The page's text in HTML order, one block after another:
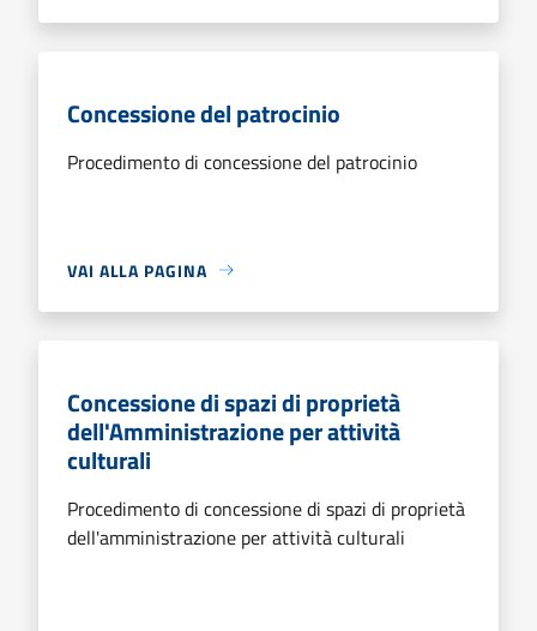
Concessione del patrocinio
Procedimento di concessione del patrocinio
VAI ALLA PAGINA
Concessione di spazi di proprietà
dell'Amministrazione per attività
culturali
Procedimento di concessione di spazi di proprietà
dell'amministrazione per attività culturali